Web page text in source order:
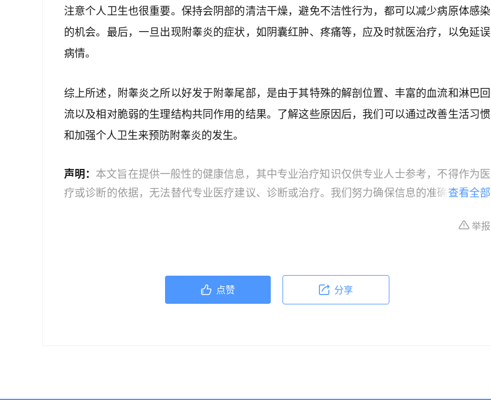
注意个人卫生也很重要。保持会阴部的清洁干燥，避免不洁性行为，都可以减少病原体感染
的机会。最后，一旦出现附睾炎的症状，如阴囊红肿、疼痛等，应及时就医治疗，以免延误
病情。
综上所述，附睾炎之所以好发于附睾尾部，是由于其特殊的解剖位置、丰富的血流和淋巴回
流以及相对脆弱的生理结构共同作用的结果。了解这些原因后，我们可以通过改善生活习惯
和加强个人卫生来预防附睾炎的发生。
声明： 本文旨在提供一般性的健康信息，其中专业治疗知识仅供专业人士参考，不得作为医
疗或诊断的依据，无法替代专业医疗建议、诊断或治疗。我们努力确保信息的准确性，但本
策时，应咨询合格的医疗专业人员。对于依据本文内容采取的任何行动，本文作者、出版方
查看全部
举报
点赞 分享